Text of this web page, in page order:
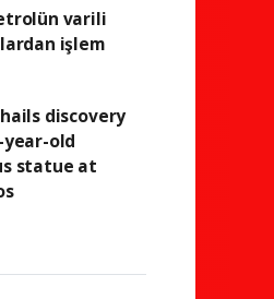
varili
işlem
discovery
year-old
statue at